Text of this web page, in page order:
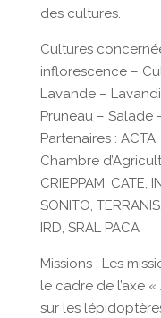
des cultures.
Cultures
inflorescence –
Lavande –
Pruneau – Salade
Partenaires : ACTA,
Chambre
CRIEPPAM, CATE,
SONITO,
IRD, SRAL PACA
Missions : Les
le cadre de l’axe
sur les